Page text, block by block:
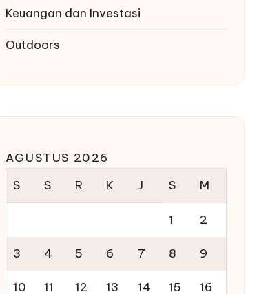
Keuangan dan Investasi
Outdoors
AGUSTUS 2026
S
S R K J S M
1 2
3 4 5 6 7 8 9
10 11 12 13 14 15 16